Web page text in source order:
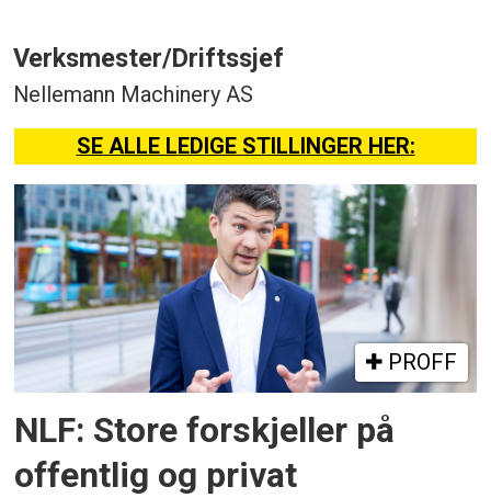
Verksmester/Driftssjef
Nellemann Machinery AS
SE ALLE LEDIGE STILLINGER HER:
PROFF
NLF: Store forskjeller på
offentlig og privat